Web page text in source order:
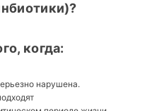
когда:
нарушена.